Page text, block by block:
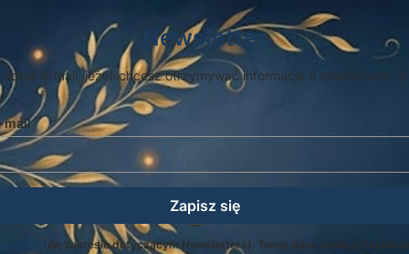
Newsletter
adres e-mail, jeżeli chcesz otrzymywać informacje o nowościach i
mail
Zapisz się
(w zakresie dotyczącym Newslettera). Twoje dane będą